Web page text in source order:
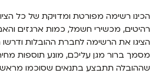
הכינו רשימה מפורטת ומדויקת של כל
רהיטים, מכשירי חשמל, כמות ארגזים
הציגו את הרשימה לחברת ההובלות
מסמך ברור מגן עליכם, מונע תוספות
שההובלה תתבצע בתנאים שסוכמו